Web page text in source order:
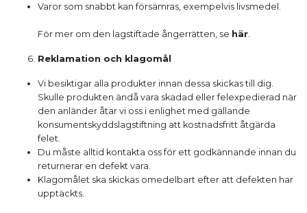
Varor som snabbt kan försämras, exempelvis livsmedel.
För mer om den lagstiftade ångerrätten, se här
Reklamation och klagomål
Vi besiktigar alla produkter innan dessa skickas till dig.
Skulle produkten ändå vara skadad eller felexpedierad när
den anländer åtar vi oss i enlighet med gällande
konsumentskyddslagstiftning att kostnadsfritt åtgärda
felet.
Du måste alltid kontakta oss för ett godkännande innan du
returnerar en defekt vara.
Klagomålet ska skickas omedelbart efter att defekten har
upptäckts.